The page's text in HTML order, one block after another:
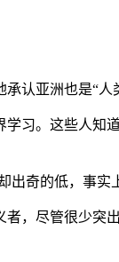
认亚洲也是“人
习。这些人知
奇的低，事实
，尽管很少突